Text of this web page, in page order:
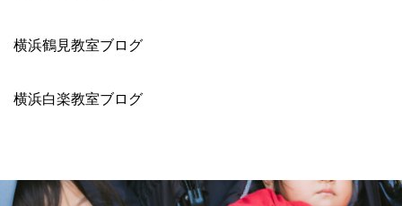
横浜鶴見教室ブログ
横浜白楽教室ブログ